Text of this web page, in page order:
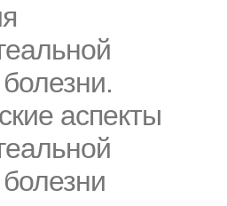
аспекты